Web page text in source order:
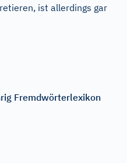
ist allerdings gar
Fremdwörterlexikon